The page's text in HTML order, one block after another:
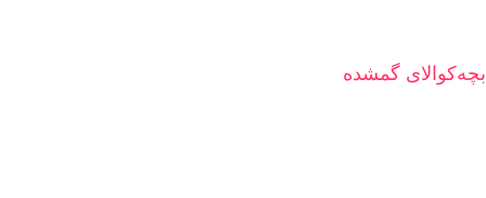
بچه‌کوالای گمشده